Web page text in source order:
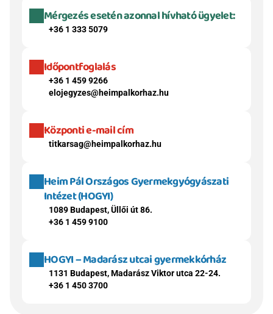
Mérgezés esetén azonnal hívható ügyelet:
+36 1 333 5079
Időpontfoglalás
+36 1 459 9266
elojegyzes@heimpalkorhaz.hu
Központi e-mail cím
titkarsag@heimpalkorhaz.hu
Heim Pál Országos Gyermekgyógyászati
Intézet (HOGYI)
1089 Budapest, Üllői út 86.
+36 1 459 9100
HOGYI – Madarász utcai gyermekkórház
1131 Budapest, Madarász Viktor utca 22-24.
+36 1 450 3700